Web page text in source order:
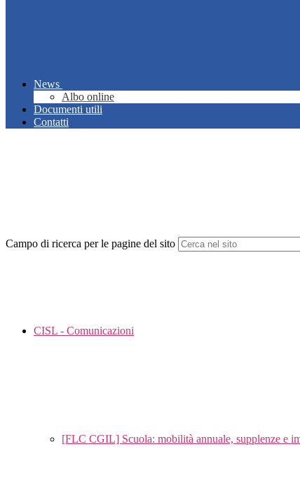
News
Albo online
Documenti utili
Contatti
Campo di ricerca per le pagine del sito
CISL - Comunicazioni
[FLC CGIL] Scuola: mobilità annuale, supplenze e